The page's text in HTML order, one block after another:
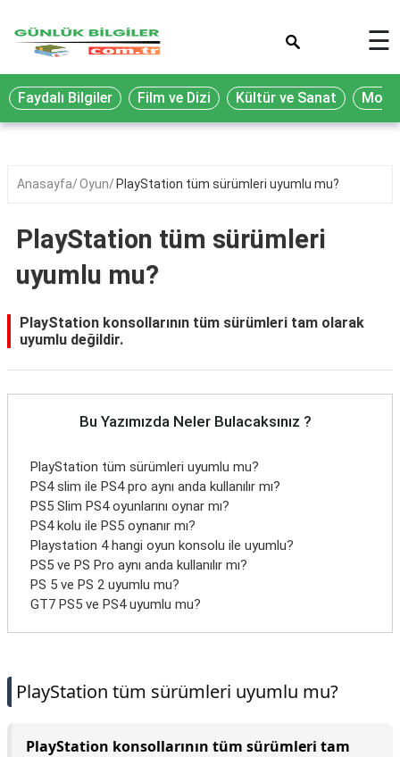
Eğitim
Ekonomi
Seyahat
Oyun
Yaşam
Hukuk
☰
Faydalı Bilgiler Film ve Dizi Kültür ve Sanat
Anasayfa Oyun PlayStation tüm sürümleri uyumlu mu?
PlayStation tüm sürümleri
uyumlu mu?
PlayStation konsollarının tüm sürümleri tam olarak
uyumlu değildir.
Bu Yazımızda Neler Bulacaksınız ?
PlayStation tüm sürümleri uyumlu mu?
PS4 slim ile PS4 pro aynı anda kullanılır mı?
PS5 Slim PS4 oyunlarını oynar mı?
PS4 kolu ile PS5 oynanır mı?
Playstation 4 hangi oyun konsolu ile uyumlu?
PS5 ve PS Pro aynı anda kullanılır mı?
PS 5 ve PS 2 uyumlu mu?
GT7 PS5 ve PS4 uyumlu mu?
PlayStation tüm sürümleri uyumlu mu?
PlayStation konsollarının tüm sürümleri tam